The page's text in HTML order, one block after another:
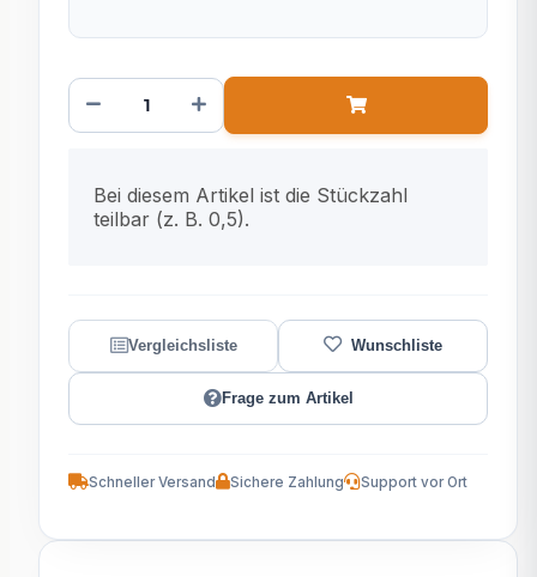
Bei diesem Artikel ist die Stückzahl
teilbar (z. B. 0,5).
Frage zum Artikel
Schneller Versand Sichere Zahlung Support vor Ort